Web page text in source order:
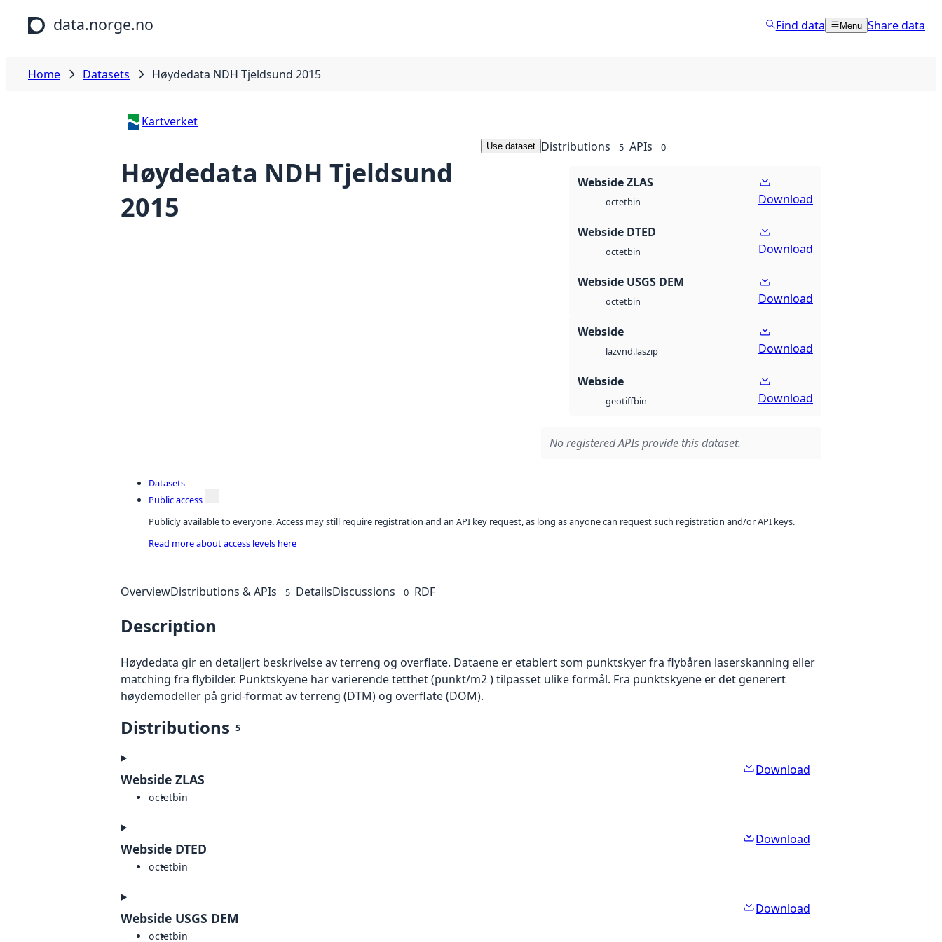
Skip to main content
data.norge.no Find data Menu Share data
Home Datasets Høydedata NDH Tjeldsund 2015
Kartverket
Høydedata NDH Tjeldsund
2015
Use dataset Distributions 5 APIs 0
Webside ZLAS
octetbin Download
Webside DTED
octetbin Download
Webside USGS DEM
octetbin Download
Webside
lazvnd.laszip Download
Webside
geotiffbin Download
No registered APIs provide this dataset.
Datasets
Public access
Publicly available to everyone. Access may still require registration and an API key request, as long as anyone can request such registration and/or API keys.
Read more about access levels here
OverviewDistributions & APIs 5 DetailsDiscussions 0 RDF
Description
Høydedata gir en detaljert beskrivelse av terreng og overflate. Dataene er etablert som punktskyer fra flybåren laserskanning eller
matching fra flybilder. Punktskyene har varierende tetthet (punkt/m2 ) tilpasset ulike formål. Fra punktskyene er det generert
høydemodeller på grid-format av terreng (DTM) og overflate (DOM).
Distributions 5
Webside ZLAS
octetbin
Download
Webside DTED
octetbin
Download
Webside USGS DEM
octetbin
Download